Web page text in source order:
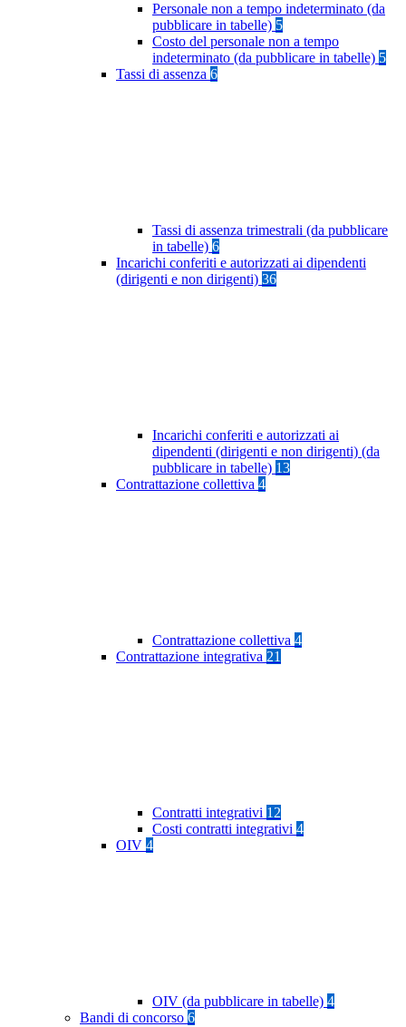
Personale non a tempo indeterminato (da
pubblicare in tabelle) 5
Costo del personale non a tempo
indeterminato (da pubblicare in tabelle) 5
Tassi di assenza 6
Tassi di assenza trimestrali (da pubblicare
in tabelle) 6
Incarichi conferiti e autorizzati ai dipendenti
(dirigenti e non dirigenti) 36
Incarichi conferiti e autorizzati ai
dipendenti (dirigenti e non dirigenti) (da
pubblicare in tabelle) 13
Contrattazione collettiva 4
Contrattazione collettiva 4
Contrattazione integrativa 21
Contratti integrativi 12
Costi contratti integrativi 4
OIV 4
OIV (da pubblicare in tabelle) 4
Bandi di concorso 6